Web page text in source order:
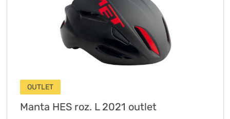
OUTLET
Manta HES roz. L 2021 outlet